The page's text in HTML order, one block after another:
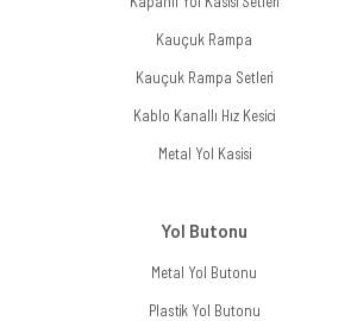
Kauçuk Rampa
Kauçuk Rampa Setleri
Kablo Kanallı Hız Kesici
Metal Yol Kasisi
Yol Butonu
Metal Yol Butonu
Plastik Yol Butonu